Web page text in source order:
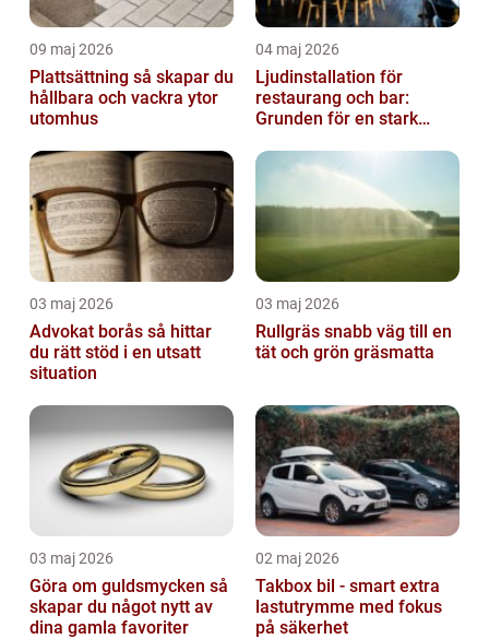
09 maj 2026
Plattsättning så skapar du
hållbara och vackra ytor
utomhus
04 maj 2026
Ljudinstallation för
restaurang och bar:
Grunden för en stark
03 maj 2026
Advokat borås så hittar
du rätt stöd i en utsatt
situation
03 maj 2026
Rullgräs snabb väg till en
tät och grön gräsmatta
03 maj 2026
Göra om guldsmycken så
skapar du något nytt av
dina gamla favoriter
02 maj 2026
Takbox bil - smart extra
lastutrymme med fokus
på säkerhet